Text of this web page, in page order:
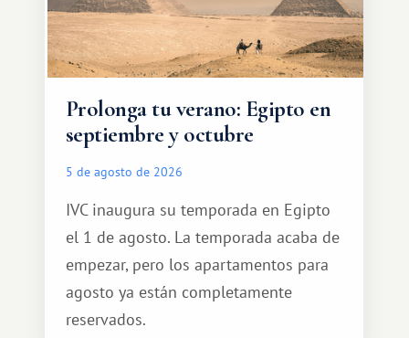
Prolonga tu verano: Egipto en
septiembre y octubre
5 de agosto de 2026
IVC inaugura su temporada en Egipto
el 1 de agosto. La temporada acaba de
empezar, pero los apartamentos para
agosto ya están completamente
reservados.